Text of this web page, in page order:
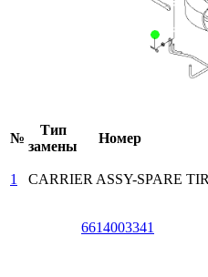
№
Тип
замены
Номер
1 CARRIER ASSY-SPARE
6614003341